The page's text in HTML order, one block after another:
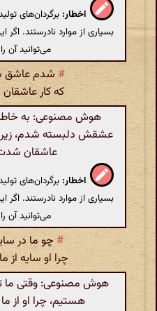
اخطار: برگردان‌های
بسیاری از موارد نادرستند.
می‌توانید آن را
# شدم عاشق
که کار عاشقان
هوش مصنوعی: به خاطر
عشقش دلبسته شدم،
عاشقان
اخطار: برگردان‌های
بسیاری از موارد نادرستند.
می‌توانید آن را
#چو ما در
چرا او سایه از
هوش مصنوعی: وقتی ما
هستیم، چرا او از